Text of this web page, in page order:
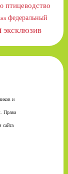
птицеводство
федеральный
эксклюзив
и
Права
сайта